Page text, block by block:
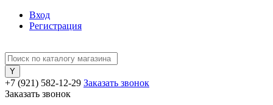
Вход
Регистрация
+7 (921) 582-12-29 Заказать звонок
Заказать звонок